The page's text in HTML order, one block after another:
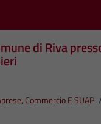
di Riva
Commercio E SUAP